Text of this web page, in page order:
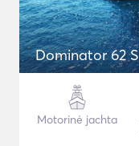
Dominator 62 S
Motorinė jachta